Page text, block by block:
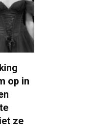
op in
ze